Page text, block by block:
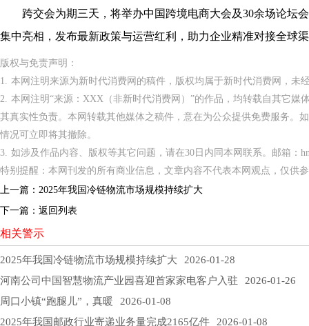
跨交会为期三天，将举办中国跨境电商大会及30余场论坛会
集中亮相，发布最新政策与运营红利，助力企业精准对接全球
版权与免责声明：
1. 本网注明来源为新时代消费网的稿件，版权均属于新时代消费网，未
2. 本网注明“来源：XXX（非新时代消费网）”的作品，均转载自其它
其真实性负责。本网转载其他媒体之稿件，意在为公众提供免费服务。
情况可立即将其撤除。
3. 如涉及作品内容、版权等其它问题，请在30日内同本网联系。邮箱：
特别提醒：本网刊发的所有商业信息，文章内容不代表本网观点，仅供
上一篇： 2025年我国冷链物流市场规模持续扩大
下一篇： 返回列表
相关警示
2025年我国冷链物流市场规模持续扩大 2026-01-28
河南公司中国智慧物流产业园喜迎首家家电客户入驻 2026-01-26
周口小镇“跑腿儿”，真暖 2026-01-08
2025年我国邮政行业寄递业务量完成2165亿件 2026-01-08